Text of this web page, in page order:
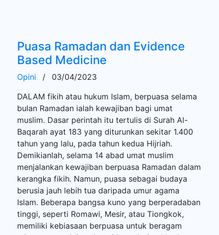
Puasa Ramadan dan Evidence
Based Medicine
Opini /
03/04/2023
DALAM fikih atau hukum Islam, berpuasa selama
bulan Ramadan ialah kewajiban bagi umat
muslim. Dasar perintah itu tertulis di Surah Al-
Baqarah ayat 183 yang diturunkan sekitar 1.400
tahun yang lalu, pada tahun kedua Hijriah.
Demikianlah, selama 14 abad umat muslim
menjalankan kewajiban berpuasa Ramadan dalam
kerangka fikih. Namun, puasa sebagai budaya
berusia jauh lebih tua daripada umur agama
Islam. Beberapa bangsa kuno yang berperadaban
tinggi, seperti Romawi, Mesir, atau Tiongkok,
memiliki kebiasaan berpuasa untuk beragam